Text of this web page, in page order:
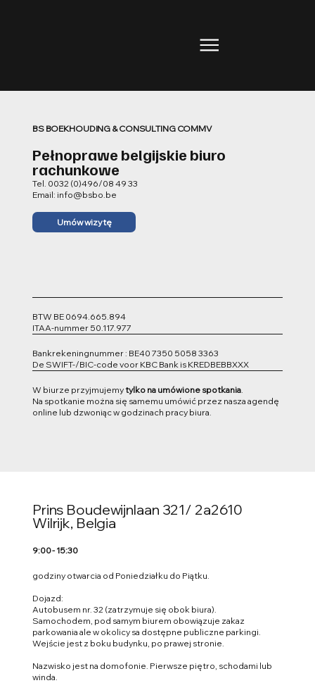
BS BOEKHOUDING & CONSULTING COMMV
Pełnoprawe belgijskie biuro
rachunkowe
Tel. 0032 (0)496/08 49 33
Email: info@bsbo.be
Umów wizytę
BTW BE 0694.665.894
ITAA-nummer 50.117.977
Bankrekeningnummer : BE40 7350 5058 3363
De SWIFT-/BIC-code voor KBC Bank is KREDBEBBXXX
W biurze przyjmujemytylko na umówione spotkania.
Na spotkanie można się samemu umówić przez nasza agendę
online lub dzwoniąc w godzinach pracy biura.
Prins Boudewijnlaan 321/ 2a2610
Wilrijk, Belgia
9:00 - 15:30
godziny otwarcia od Poniedziałku do Piątku.
Dojazd:
Autobusem nr. 32 (zatrzymuje się obok biura).
Samochodem, pod samym biurem obowiązuje zakaz
parkowania ale w okolicy sa dostępne publiczne parkingi.
Wejście jest z boku budynku, po prawej stronie.
Nazwisko jest na domofonie. Pierwsze piętro, schodami lub
winda.